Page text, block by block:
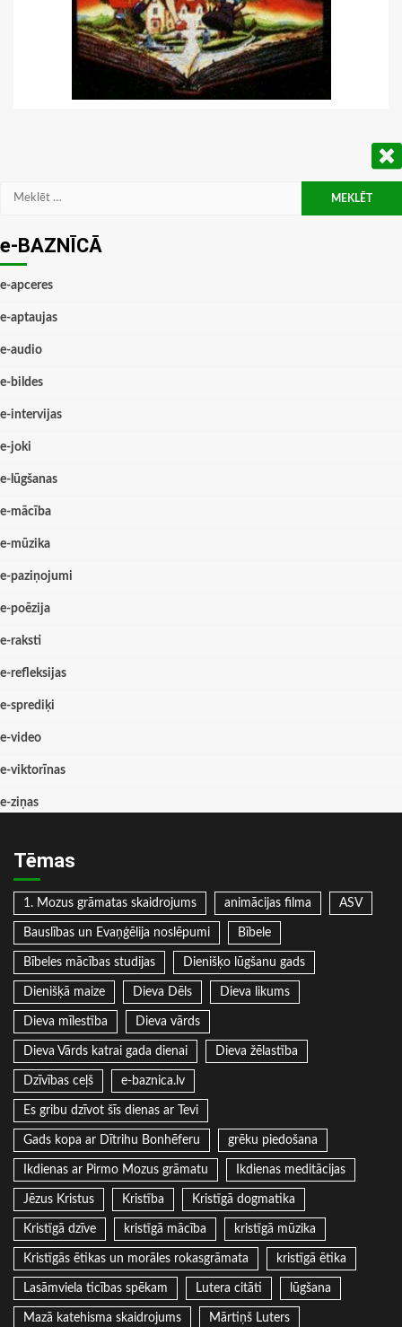
Meklēt:
e-BAZNĪCĀ
e-apceres
e-aptaujas
e-audio
e-bildes
e-intervijas
e-joki
e-lūgšanas
e-mācība
e-mūzika
e-paziņojumi
e-poēzija
e-raksti
e-refleksijas
e-sprediķi
e-video
e-viktorīnas
e-ziņas
Tēmas
1. Mozus grāmatas skaidrojums animācijas filma ASV
Bauslības un Evaņģēlija noslēpumi Bībele
Bībeles mācības studijas Dienišķo lūgšanu gads
Dienišķā maize Dieva Dēls Dieva likums
Dieva mīlestība Dieva vārds
Dieva Vārds katrai gada dienai Dieva žēlastība
Dzīvības ceļš e-baznica.lv
Es gribu dzīvot šīs dienas ar Tevi
Gads kopa ar Dītrihu Bonhēferu grēku piedošana
Ikdienas ar Pirmo Mozus grāmatu Ikdienas meditācijas
Jēzus Kristus Kristība Kristīgā dogmatika
Kristīgā dzīve kristīgā mācība kristīgā mūzika
Kristīgās ētikas un morāles rokasgrāmata kristīgā ētika
Lasāmviela ticības spēkam Lutera citāti lūgšana
Mazā katehisma skaidrojums Mārtiņš Luters